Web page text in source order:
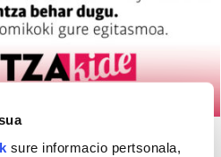
sure informacio pertsonala,